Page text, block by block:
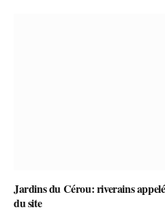
Jardins du Cérou: riverains
du site